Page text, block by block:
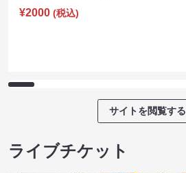
¥2000 (税込)
サイトを閲覧する
ライブチケット